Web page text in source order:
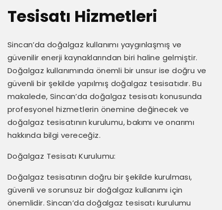
Tesisatı Hizmetleri
Sincan’da doğalgaz kullanımı yaygınlaşmış ve
güvenilir enerji kaynaklarından biri haline gelmiştir.
Doğalgaz kullanımında önemli bir unsur ise doğru ve
güvenli bir şekilde yapılmış doğalgaz tesisatıdır. Bu
makalede, Sincan’da doğalgaz tesisatı konusunda
profesyonel hizmetlerin önemine değinecek ve
doğalgaz tesisatının kurulumu, bakımı ve onarımı
hakkında bilgi vereceğiz.
Doğalgaz Tesisatı Kurulumu:
Doğalgaz tesisatının doğru bir şekilde kurulması,
güvenli ve sorunsuz bir doğalgaz kullanımı için
önemlidir. Sincan’da doğalgaz tesisatı kurulumu